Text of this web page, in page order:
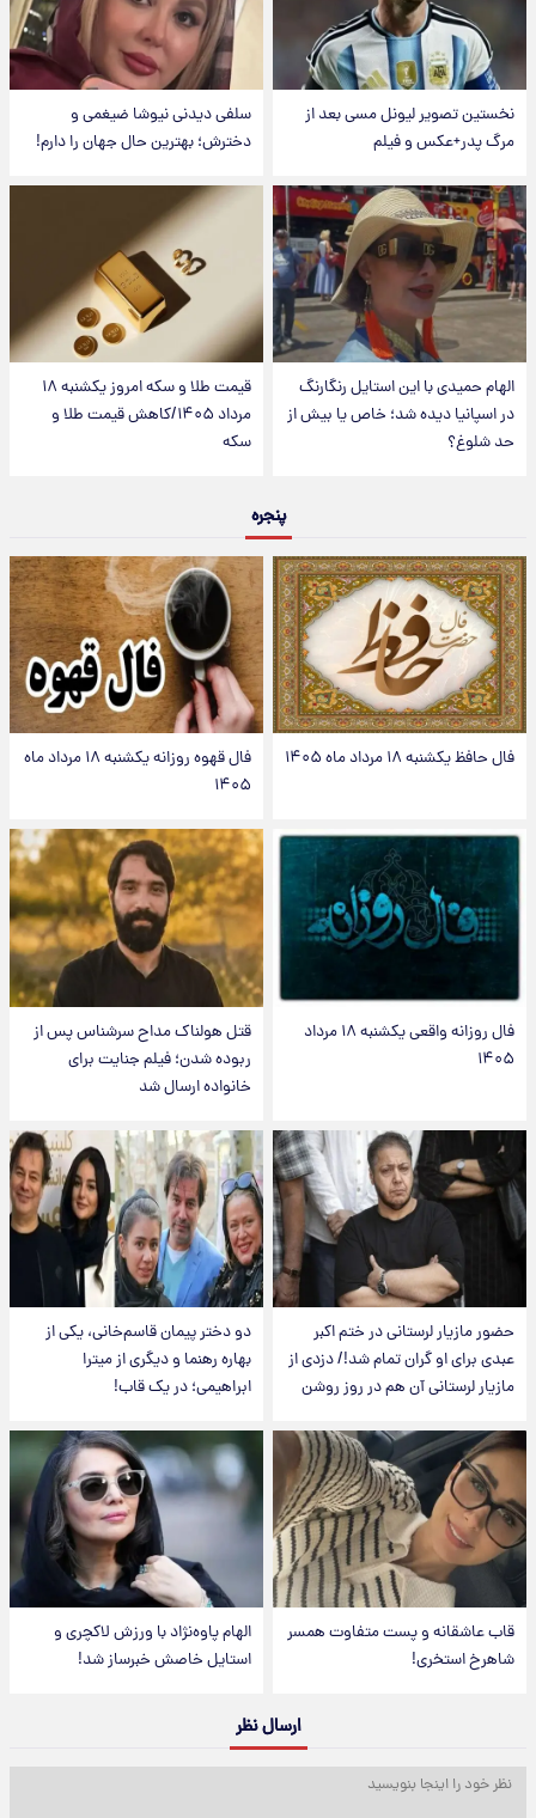
نخستین تصویر لیونل مسی بعد از
مرگ پدر+عکس و فیلم
سلفی دیدنی نیوشا ضیغمی و
دخترش؛ بهترین حال جهان را دارم!
الهام حمیدی با این استایل رنگارنگ
در اسپانیا دیده شد؛ خاص یا بیش از
حد شلوغ؟
قیمت طلا و سکه امروز یکشنبه ۱۸
مرداد ۱۴۰۵/کاهش قیمت طلا و
سکه
پنجره
فال حافظ یکشنبه ۱۸ مرداد ماه ۱۴۰۵
فال قهوه روزانه یکشنبه ۱۸ مرداد ماه
۱۴۰۵
فال روزانه واقعی یکشنبه ۱۸ مرداد
۱۴۰۵
قتل هولناک مداح سرشناس پس از
ربوده شدن؛ فیلم جنایت برای
خانواده ارسال شد
حضور مازیار لرستانی در ختم اکبر
عبدی برای او گران تمام شد!/ دزدی از
مازیار لرستانی آن هم در روز روشن
دو دختر پیمان قاسم‌خانی، یکی از
بهاره رهنما و دیگری از میترا
ابراهیمی؛ در یک قاب!
قاب عاشقانه و پست متفاوت همسر
شاهرخ استخری!
الهام پاوه‌نژاد با ورزش لاکچری و
استایل خاصش خبرساز شد!
ارسال نظر